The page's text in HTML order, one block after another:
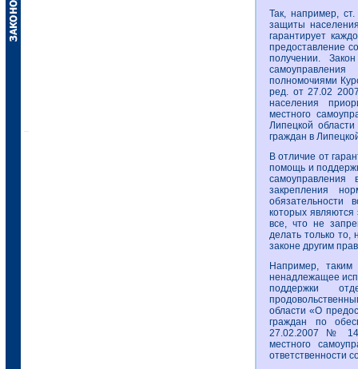
Так, например,
защиты
гарантирует
предоставление
получении.
полномочиями
ред. от 27.02
населения
местного
Липецкой
граждан в
В отличие от
помощь и
закрепления
обязательности
которых являются
все, что не
делать только
законе другим
Например,
ненадлежащее
поддержки
области «О
граждан по
27.02.2007 № 14
местного
ответственности